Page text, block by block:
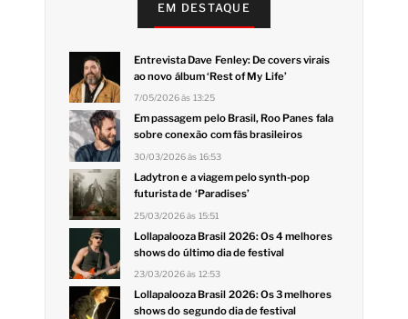
EM DESTAQUE
Entrevista Dave Fenley: De covers virais
ao novo álbum ‘Rest of My Life’
7/05/2026 às 13:25
Em passagem pelo Brasil, Roo Panes fala
sobre conexão com fãs brasileiros
30/03/2026 às 16:53
Ladytron e a viagem pelo synth-pop
futurista de ‘Paradises’
25/03/2026 às 15:51
Lollapalooza Brasil 2026: Os 4 melhores
shows do último dia de festival
23/03/2026 às 12:53
Lollapalooza Brasil 2026: Os 3 melhores
shows do segundo dia de festival